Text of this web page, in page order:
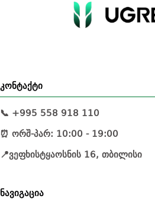
კონტაქტი
📞 +995 558 918 110
⏰ ორშ-პარ: 10:00 - 19:00
📍ვეფხისტყაოსნის 16, თბილისი
ნავიგაცია